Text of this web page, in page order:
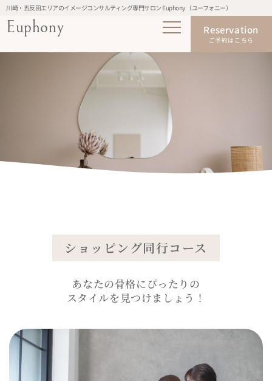
川崎・五反田エリアのイメージコンサルティング専門サロン Euphony （ユーフォニー）
Euphony Reservation
ご予約はこちら
ショッピング同行コース
あなたの骨格にぴったりの
スタイルを見つけましょう！